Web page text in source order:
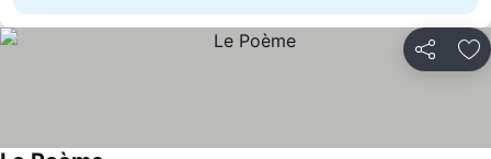
Partilhar